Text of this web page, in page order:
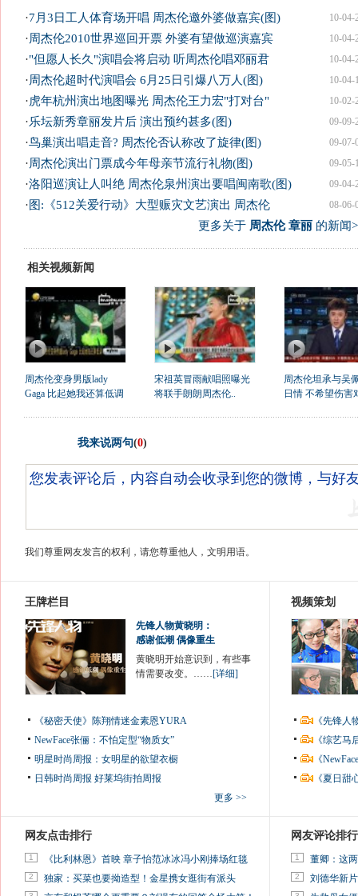
10-04-
·7月3日工人体育场开唱 周杰伦邀外婆做嘉宾(图)
10-04-
·周杰伦2010世界巡回开票 外婆有望做巡演嘉宾
10-04-
·"但愿人长久"演唱会将启动 听周杰伦唱邓丽君
10-04-
·周杰伦超时代演唱会 6月25日引爆八万人(图)
10-02-
·虎年杭州演出地图曝光 周杰伦王力宏"打对台"
09-09-
·乐坛新秀章丽发片后 演出预约甚多(图)
09-07-
·鸟巢演出唱走音? 周杰伦否认称改了旋律(图)
09-05-
·周杰伦演出门票成今年母亲节流行礼物(图)
09-04-
·洛阳巡演让人叫绝 周杰伦泉州演出要唱闽南歌(图)
08-06-
· 图:《512关爱行动》大型赈灾文艺演出 周杰伦
更多关于 周杰伦 章丽的新闻
相关视频新闻
周杰伦变身男版lady
Gaga 比起她我还算低调
宋祖英冒雨献唱照曝光
将联手朗朗周杰伦..
周杰伦坦承与吴
日情 不希望伤害
我来说两句(0)
我们尊重网友发言的权利，请您尊重他人，文明用语。
王牌栏目
先锋人物黄晓明：
感谢低潮 偶像重生
黄晓明开始意识到，有些事
情需要改变。……[详细]
《秘密天使》陈翔情迷金素恩YURA
NewFace张俪：不怕定型“物质女”
明星时尚周报：女明星的欲望衣橱
日韩时尚周报 好莱坞街拍周报
更多 >>
视频策划
《先锋
《综艺
《
《夏日
网友点击排行
1 《比利林恩》首映 章子怡范冰冰冯小刚捧场红毯
2 独家：买菜也要拗造型！金星携女逛街有派头
网友评论排行
1 董卿：这
2 刘德华新